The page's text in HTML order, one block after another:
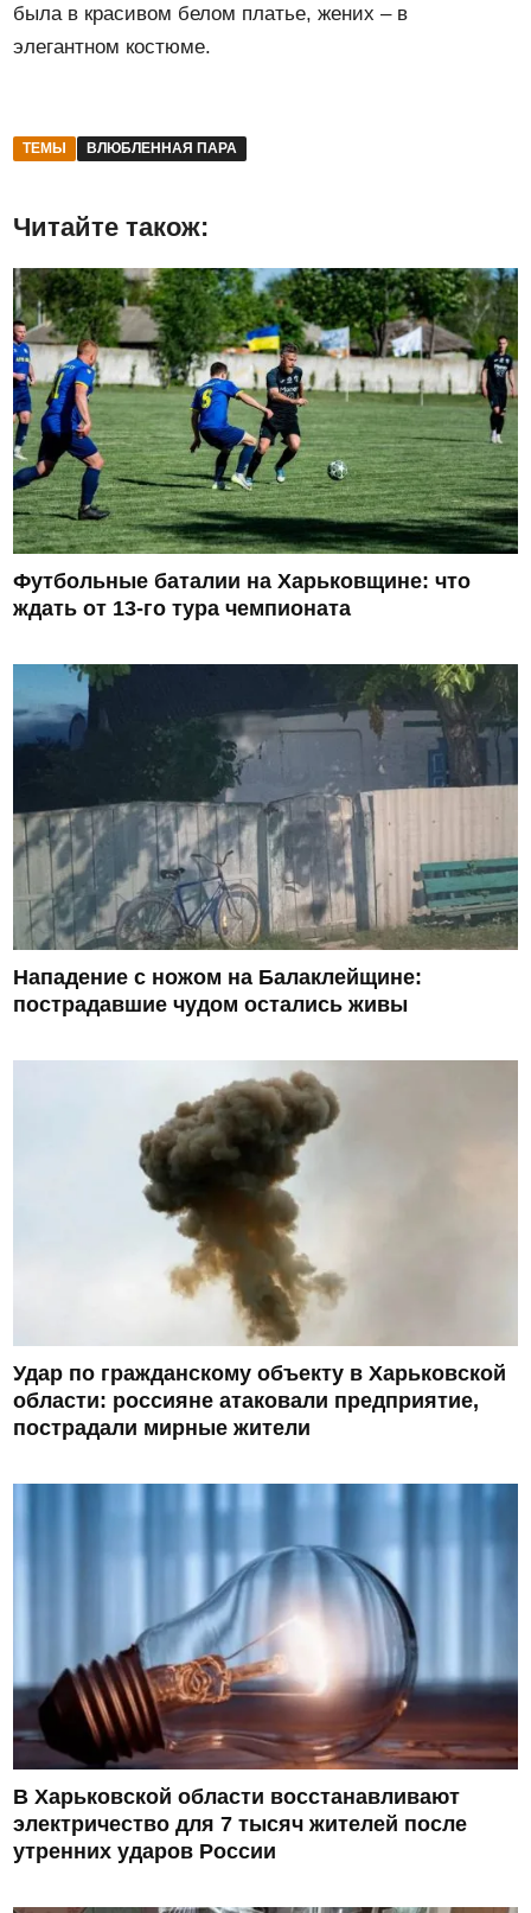
была в красивом белом платье, жених – в
элегантном костюме.
ТЕМЫ ВЛЮБЛЕННАЯ ПАРА
Читайте також:
Футбольные баталии на Харьковщине: что
ждать от 13-го тура чемпионата
Нападение с ножом на Балаклейщине:
пострадавшие чудом остались живы
Удар по гражданскому объекту в Харьковской
области: россияне атаковали предприятие,
пострадали мирные жители
В Харьковской области восстанавливают
электричество для 7 тысяч жителей после
утренних ударов России